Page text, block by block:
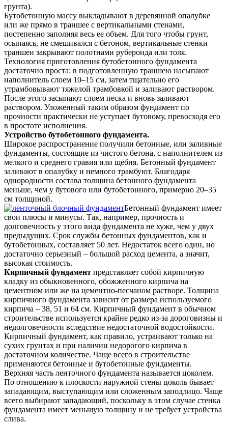
грунта).
Бутобетонную массу выкладывают в деревянной опалубке
или же прямо в траншее с вертикальными стенами,
постепенно заполняя весь ее объем. Для того чтобы грунт,
осыпаясь, не смешивался с бетоном, вертикальные стенки
траншеи закрывают полотнами рубероида или толя.
Технология приготовления бутобетонного фундамента
достаточно проста: в подготовленную траншею насыпают
наполнитель слоем 10–15 см, затем тщательно его
утрамбовывают тяжелой трамбовкой и заливают раствором.
После этого засыпают слоем песка и вновь заливают
раствором. Уложенный таким образом фундамент по
прочности практически не уступает бутовому, превосходя его
в простоте исполнения.
Устройство бутобетонного фундамента.
Широкое распространение получили бетонные, или заливные
фундаменты, состоящие из чистого бетона, с наполнителем из
мелкого и среднего гравия или щебня. Бетонный фундамент
заливают в опалубку и немного трамбуют. Благодаря
однородности состава толщина бетонного фундамента
меньше, чем у бутового или бутобетонного, примерно 20–35
см толщиной.
Бетонный фундамент имеет
свои плюсы и минусы. Так, например, прочность и
долговечность у этого вида фундамента не хуже, чем у двух
предыдущих. Срок службы бетонных фундаментов, как и
бутобетонных, составляет 50 лет. Недостаток всего один, но
достаточно серьезный – большой расход цемента, а значит,
высокая стоимость.
Кирпичный фундамент представляет собой кирпичную
кладку из обыкновенного, обожженного кирпича на
цементном или же на цементно-песчаном растворе. Толщина
кирпичного фундамента зависит от размера используемого
кирпича – 38, 51 и 64 см. Кирпичный фундамент в обычном
строительстве используется крайне редко из-за дороговизны и
недолговечности вследствие недостаточной водостойкости.
Кирпичный фундамент, как правило, устраивают только на
сухих грунтах и при наличии недорогого кирпича в
достаточном количестве. Чаще всего в строительстве
применяются бетонные и бутобетонные фундаменты.
Верхняя часть ленточного фундамента называется цоколем.
По отношению к плоскости наружной стены цоколь бывает
западающим, выступающим или сложенным заподлицо. Чаще
всего выбирают западающий, поскольку в этом случае стенка
фундамента имеет меньшую толщину и не требует устройства
слива.